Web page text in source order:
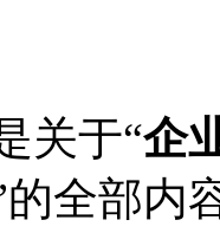
于“企
的全部内